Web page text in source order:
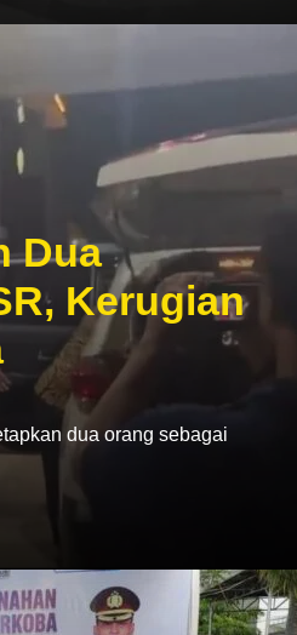
Dua
Kerugian
dua orang sebagai